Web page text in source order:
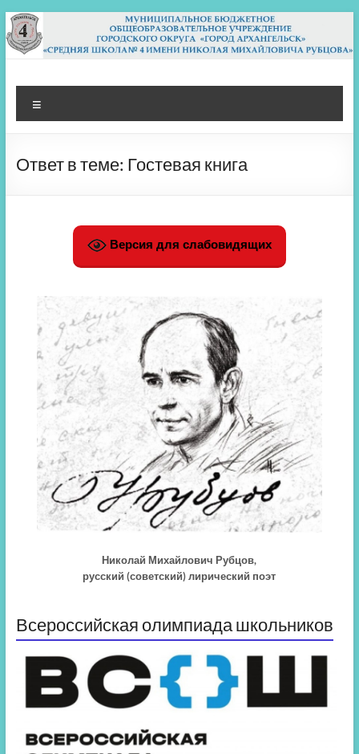
Перейти
к
содержимому
МБОУ СШ 4
Архангельск
Ответ в теме: Гостевая книга
Версия для слабовидящих
Николай Михайлович Рубцов,
русский (советский) лирический поэт
Всероссийская олимпиада школьников